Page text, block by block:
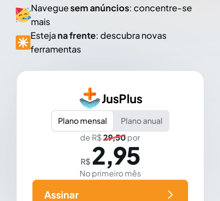
Naveguesem anúncios: concentre-se
mais
Esteja na frente: descubra novas
ferramentas
JusPlus
Plano mensal
Plano anual
de R$29,50por
R$ 2,95
No primeiro mês
Assinar